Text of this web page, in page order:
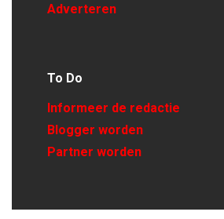
Adverteren
To Do
Informeer de redactie
Blogger worden
Partner worden